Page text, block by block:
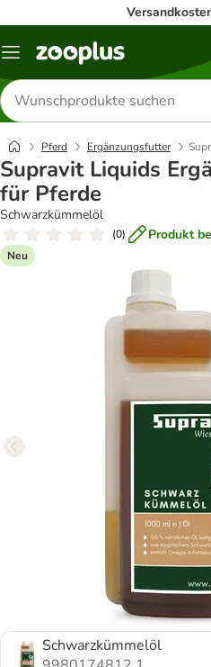
Menü
Produkte
suchen
Pferd Ergänzungsfutter
Supravit Liquids
für Pferde
Schwarzkümmelöl
(0) Produkt
Neu
Schwarzkümmelöl